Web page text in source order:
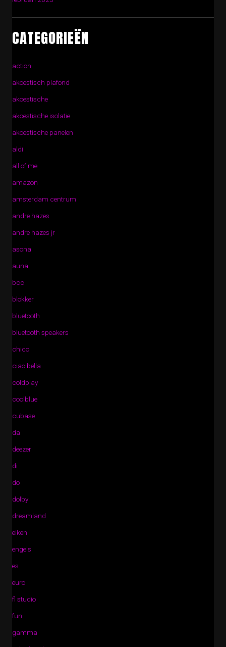
CATEGORIEËN
action
akoestisch plafond
akoestische
akoestische isolatie
akoestische panelen
aldi
all of me
amazon
amsterdam centrum
andre hazes
andre hazes jr
asona
auna
bcc
blokker
bluetooth
bluetooth speakers
chico
ciao bella
coldplay
coolblue
cubase
da
deezer
di
do
dolby
dreamland
eiken
engels
es
euro
fl studio
fun
gamma